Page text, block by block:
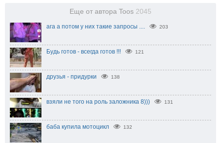
Еще от автора Toos 2045
ага а потом у них такие запросы .... 203
Будь готов - всегда готов !!! 121
друзья - придурки 138
взяли не того на роль заложника 8))) 131
баба купила мотоцикл 132